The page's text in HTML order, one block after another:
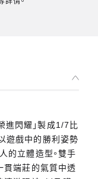
進閃耀」製成1/7比
遊戲中的勝利姿勢
的立體造型。雙手
貫端莊的氣質中透